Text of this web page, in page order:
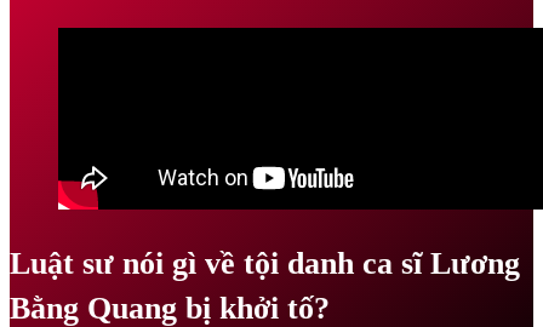
Luật sư nói gì về tội danh ca sĩ Lương
Bằng Quang bị khởi tố?